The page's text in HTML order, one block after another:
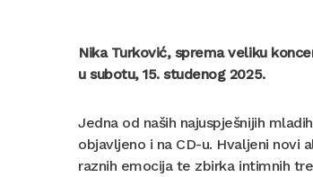
Nika Turković, sprema veliku
u subotu, 15. studenog 2025.
Jedna od naših najuspješnijih
objavljeno i na CD-u. Hvaljeni novi
raznih emocija te zbirka intimnih